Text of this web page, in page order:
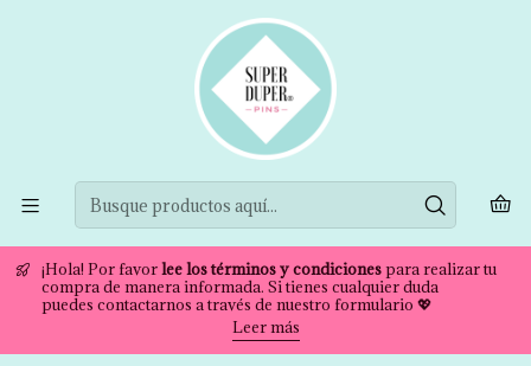
¡Hola! Por favorlee los términos y condicionespara realizar tu
compra de manera informada. Si tienes cualquier duda
puedes contactarnos a través de nuestro formulario 💖
Leer más